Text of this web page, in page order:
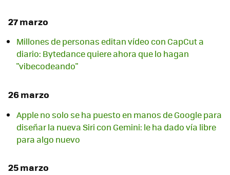
27 marzo
Millones de personas editan vídeo con CapCut a
diario: Bytedance quiere ahora que lo hagan
"vibecodeando"
26 marzo
Apple no solo se ha puesto en manos de Google para
diseñar la nueva Siri con Gemini: le ha dado vía libre
para algo nuevo
25 marzo